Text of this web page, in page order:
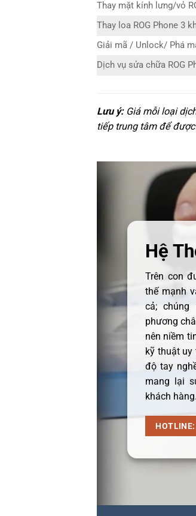
Thay mặt kính lưng/vỏ
Thay loa ROG Phone 3
Giải mã / Unlock/ Phá
Dịch vụ sửa chữa ROG
Lưu ý:Giá mỗi loại
tiếp trung tâm để
Hệ
Trên con
thế mạnh
cả;
phương
nên niềm
kỹ thuật uy
độ tay
mang lại
khách hàng.